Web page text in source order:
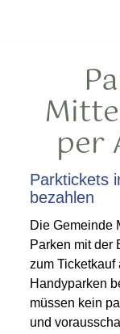
per
Parktickets
bezahlen
Die Gemeinde
Parken mit der
zum Ticketkauf
Handyparken
müssen kein
und